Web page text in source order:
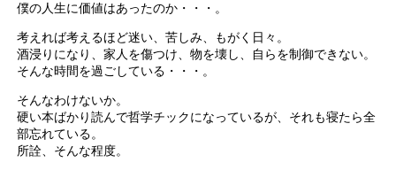
僕の人生に価値はあったのか・・・。
考えれば考えるほど迷い、苦しみ、もがく日々。
酒浸りになり、家人を傷つけ、物を壊し、自らを制御できない。
そんな時間を過ごしている・・・。
そんなわけないか。
硬い本ばかり読んで哲学チックになっているが、それも寝たら全
部忘れている。
所詮、そんな程度。